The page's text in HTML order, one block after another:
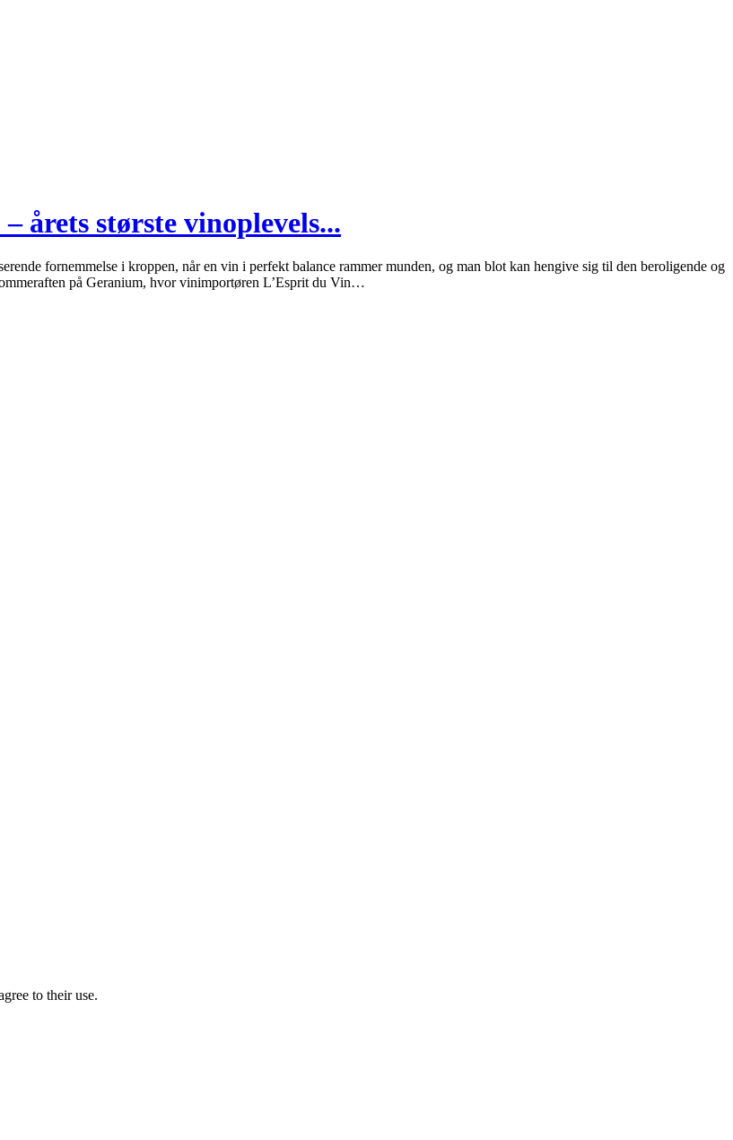
årets største vinoplevels...
fornemmelse i kroppen, når en vin i perfekt balance rammer munden, og man blot kan hengive sig til den beroligende og
på Geranium, hvor vinimportøren L’Esprit du Vin…
to their use.